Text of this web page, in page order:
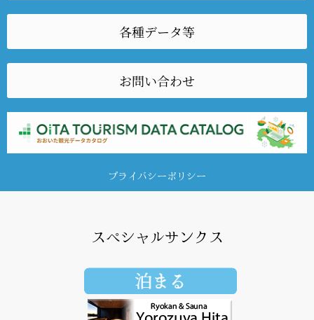
各種データ等
お問い合わせ
プライバシーポリシー
スペシャルサンクス